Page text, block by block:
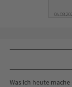
Was ich heute